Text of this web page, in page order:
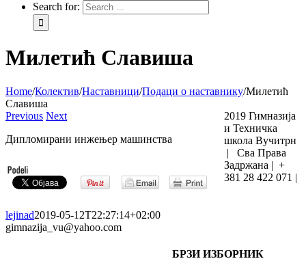
Search for:
Милетић Славиша
Home/Колектив/Наставници/Подаци о наставнику/Милетић
Славиша
Previous Next
Дипломирани инжењер машинства
lejinad2019-05-12T22:27:14+02:00
БРЗИ ИЗБОРНИК
2019 Гимназија
и Техничка
школа Вучитрн
| Сва Права
Задржана | +
381 28 422 071 |
gimnazija_vu@yahoo.com